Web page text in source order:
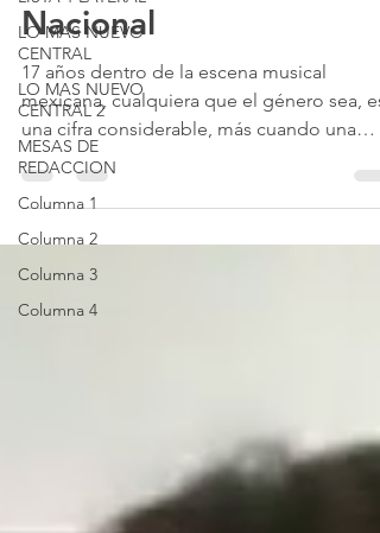
LO MAS NUEVO
CENTRAL
LO MAS NUEVO
CENTRAL 2
MESAS DE
REDACCION
Columna 1
Columna 2
Columna 3
Columna 4
Lunario del Auditorio
Nacional
17 años dentro de la escena musical
mexicana, cualquiera que el género sea, es
una cifra considerable, más cuando una
banda se mueve principalmente en el área
independiente y del rock, situación que si
proyecto, pues en medida proporcional se
requiere demasiado trabajo a diferencia de